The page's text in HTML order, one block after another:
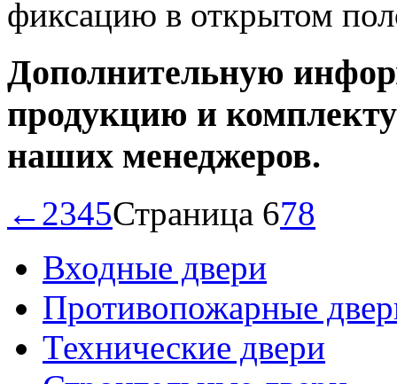
фиксацию в открытом
Дополнительную
продукцию и
наших менеджеров.
← 2345Страница 678
Входные двери
Противопожарные
Технические двери